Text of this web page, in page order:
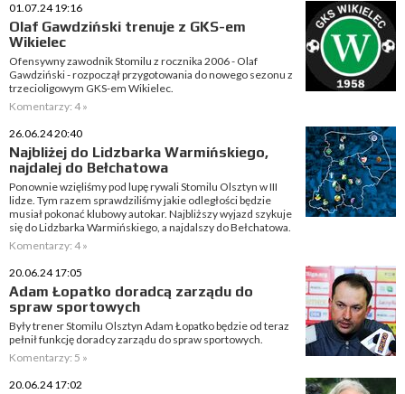
01.07.24 19:16
Olaf Gawdziński trenuje z GKS-em
Wikielec
Ofensywny zawodnik Stomilu z rocznika 2006 - Olaf
Gawdziński - rozpoczął przygotowania do nowego sezonu z
trzecioligowym GKS-em Wikielec.
Komentarzy: 4 »
26.06.24 20:40
Najbliżej do Lidzbarka Warmińskiego,
najdalej do Bełchatowa
Ponownie wzięliśmy pod lupę rywali Stomilu Olsztyn w III
lidze. Tym razem sprawdziliśmy jakie odległości będzie
musiał pokonać klubowy autokar. Najbliższy wyjazd szykuje
się do Lidzbarka Warmińskiego, a najdalszy do Bełchatowa.
Komentarzy: 4 »
20.06.24 17:05
Adam Łopatko doradcą zarządu do
spraw sportowych
Były trener Stomilu Olsztyn Adam Łopatko będzie od teraz
pełnił funkcję doradcy zarządu do spraw sportowych.
Komentarzy: 5 »
20.06.24 17:02